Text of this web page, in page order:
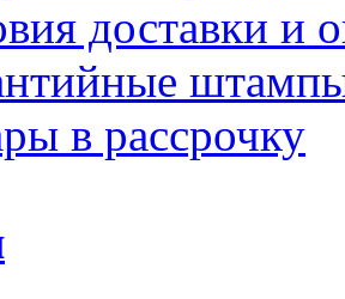
доставки и
в рассрочку